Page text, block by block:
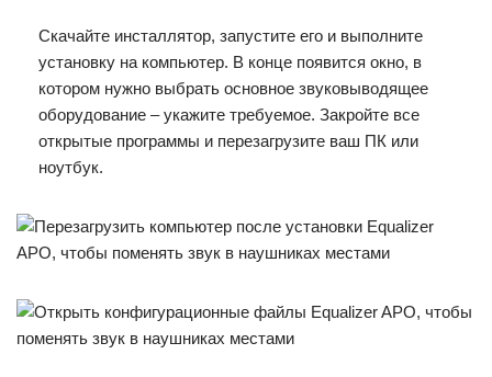
Скачайте инсталлятор, запустите его и выполните
установку на компьютер. В конце появится окно, в
котором нужно выбрать основное звуковыводящее
оборудование – укажите требуемое. Закройте все
открытые программы и перезагрузите ваш ПК или
ноутбук.